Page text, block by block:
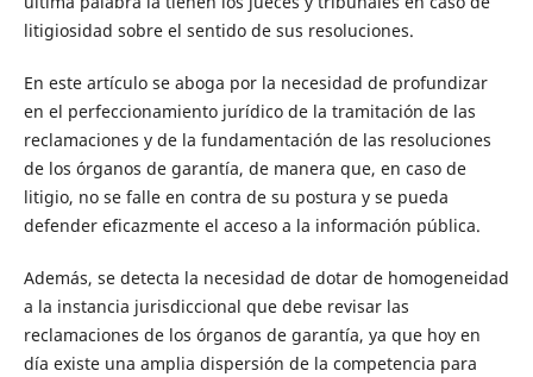
litigiosidad sobre el sentido de sus resoluciones.
En este artículo se aboga por la necesidad de profundizar
en el perfeccionamiento jurídico de la tramitación de las
reclamaciones y de la fundamentación de las resoluciones
de los órganos de garantía, de manera que, en caso de
litigio, no se falle en contra de su postura y se pueda
defender eficazmente el acceso a la información pública.
Además, se detecta la necesidad de dotar de homogeneidad
a la instancia jurisdiccional que debe revisar las
reclamaciones de los órganos de garantía, ya que hoy en
día existe una amplia dispersión de la competencia para